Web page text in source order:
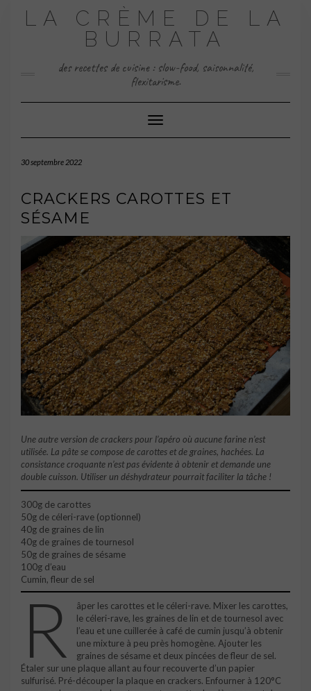
LA CRÈME DE LA
BURRATA
des recettes de cuisine : slow-food, saisonnalité,
flexitarisme.
Toggle Navigation
30 septembre 2022
CRACKERS CAROTTES ET
SÉSAME
Une autre version de crackers pour l’apéro où aucune farine n’est
utilisée. La pâte se compose de carottes et de graines, hachées. La
consistance croquante n’est pas évidente à obtenir et demande une
double cuisson. Utiliser un déshydrateur pourrait faciliter la tâche !
300g de carottes
50g de céleri-rave (optionnel)
40g de graines de lin
40g de graines de tournesol
50g de graines de sésame
100g d’eau
Cumin, fleur de sel
R
âper les carottes et le céleri-rave. Mixer les carottes,
le céleri-rave, les graines de lin et de tournesol avec
l’eau et une cuillerée à café de cumin jusqu’à obtenir
une mixture à peu près homogène. Ajouter les
graines de sésame et deux pincées de fleur de sel.
Étaler sur une plaque allant au four recouverte d’un papier
sulfurisé. Pré-découper la plaque en crackers. Enfourner à 120°C